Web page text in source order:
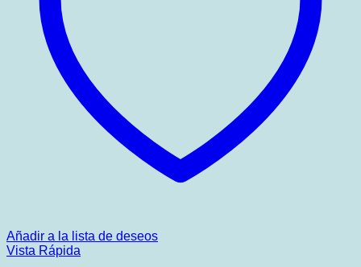
Añadir a la lista de deseos
Vista Rápida